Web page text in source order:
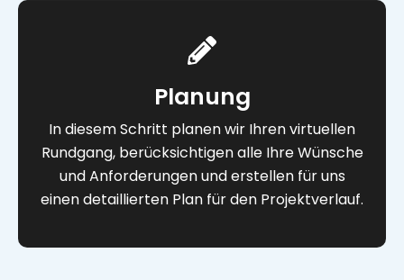
Planung
In diesem Schritt planen wir Ihren virtuellen
Rundgang, berücksichtigen alle Ihre Wünsche
und Anforderungen und erstellen für uns
einen detaillierten Plan für den Projektverlauf.